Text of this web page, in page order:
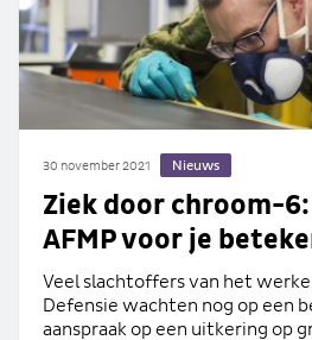
30 november 2021 Nieuws
Ziek door chroom-
AFMP voor je
Veel slachtoffers van het
Defensie wachten nog op een
aanspraak op een uitkering op